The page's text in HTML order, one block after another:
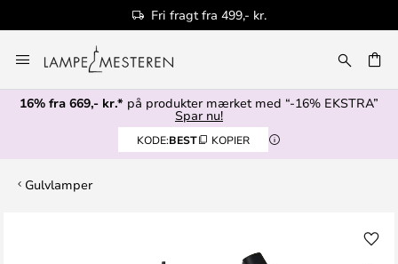
Fri fragt fra 499,- kr.
to
Content
16% fra 669,- kr.* på produkter mærket med “-16% EKSTRA”
Spar nu!
KODE:BEST KOPIER
Gulvlamper